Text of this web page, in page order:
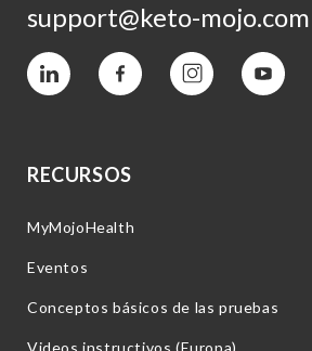
support@keto-mojo.com
Vimeo Facebook InstagramYouTube
RECURSOS
MyMojoHealth
Eventos
Conceptos básicos de las pruebas
Videos instructivos (Europa)